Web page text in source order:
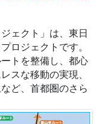
ェクト」は、東日
ロジェクトです。
トを整備し、都心
スな移動の実現、
ど、首都圏のさら